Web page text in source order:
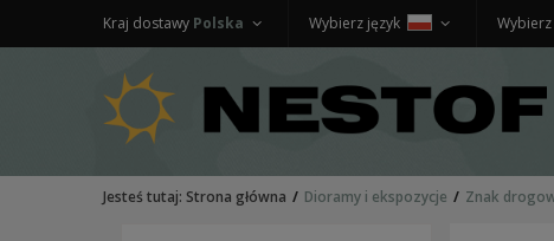
Wybierz język
Kraj dostawy Polska
Jesteś tutaj: Strona główna Dioramy i ekspozycje Znak